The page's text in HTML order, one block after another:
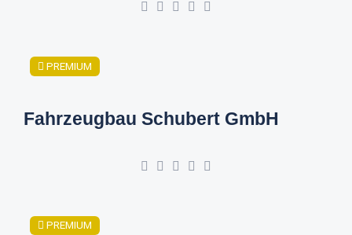
PREMIUM
Fahrzeugbau Schubert GmbH
PREMIUM